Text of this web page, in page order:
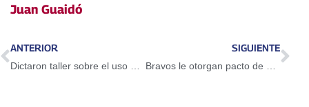
Juan Guaidó
ANTERIOR SIGUIENTE